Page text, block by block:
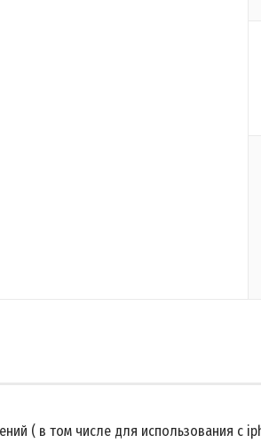
( в том числе для использования с